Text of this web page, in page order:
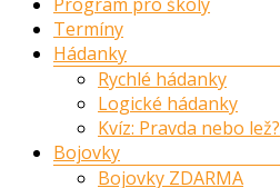
Termíny
Hádanky
Rychlé hádanky
Logické hádanky
Kvíz: Pravda nebo lež?
Bojovky
Bojovky ZDARMA